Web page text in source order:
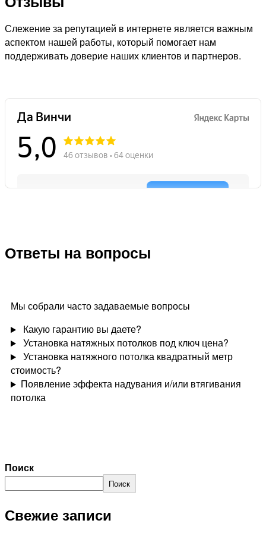
Слежение за репутацией в интернете является важным
аспектом нашей работы, который помогает нам
поддерживать доверие наших клиентов и партнеров.
Ответы на вопросы
Мы собрали часто задаваемые вопросы
Какую гарантию вы даете?
Установка натяжных потолков под ключ цена?
Установка натяжного потолка квадратный метр
стоимость?
Появление эффекта надувания и/или втягивания
потолка
Поиск
Поиск
Свежие записи